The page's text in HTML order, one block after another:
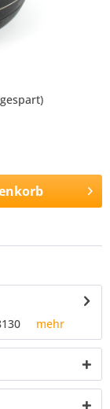
mehr